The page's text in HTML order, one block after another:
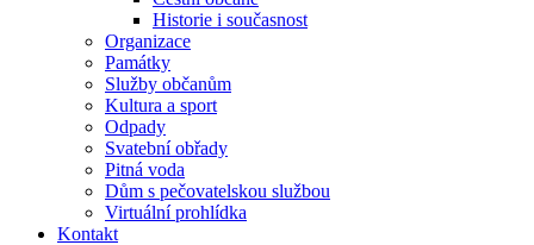
Historie i současnost
Organizace
Památky
Služby občanům
Kultura a sport
Odpady
Svatební obřady
Pitná voda
Dům s pečovatelskou službou
Virtuální prohlídka
Kontakt